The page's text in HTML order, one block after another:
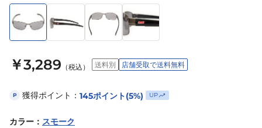
￥3,289 （税込） 送料別 店舗受取で送料無料
P 獲得ポイント： 145ポイント(5%) UP
カラー ： スモーク